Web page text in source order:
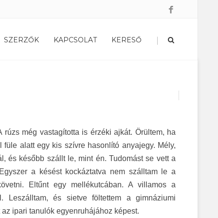
SZERZŐK KAPCSOLAT KERESŐ |
még vastagította is érzéki ajkát. Örültem, ha
alatt egy kis szívre hasonlító anyajegy. Mély,
és később szállt le, mint én. Tudomást se vett a
a késést kockáztatva nem szálltam le a
Eltűnt egy mellékutcában. A villamos a
Leszálltam, és sietve föltettem a gimnáziumi
ipari tanulók egyenruhájához képest.